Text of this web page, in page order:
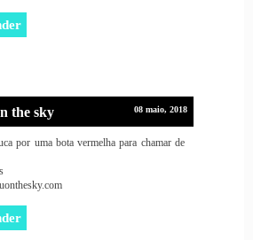
the sky 08 maio, 2018
por uma bota vermelha para chamar de